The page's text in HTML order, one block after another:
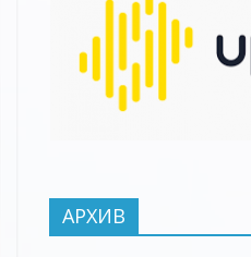
АРХИВ